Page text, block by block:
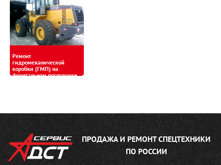
Ремонт
гидромеханической
коробки (ГМП) на
фронтальном погрузчике
ПРОДАЖА И РЕМОНТСПЕЦТЕХНИКИ
ПО РОССИИ